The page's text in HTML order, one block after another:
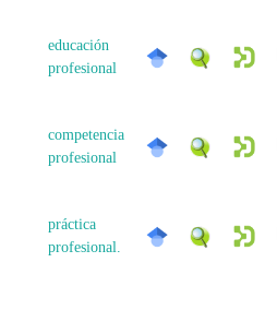
educación
profesional
competencia
profesional
práctica
profesional.